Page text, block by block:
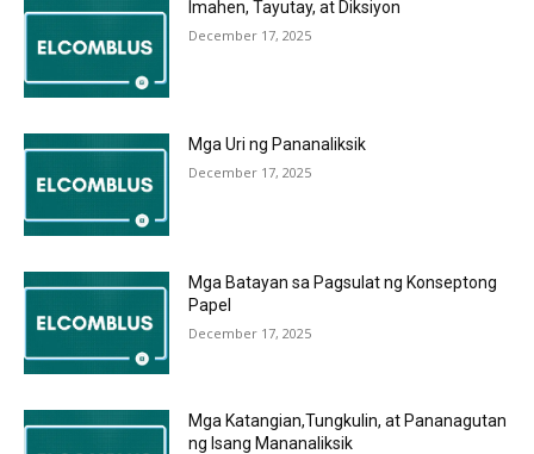
Imahen, Tayutay, at Diksiyon
December 17, 2025
Mga Uri ng Pananaliksik
December 17, 2025
Mga Batayan sa Pagsulat ng Konseptong
Papel
December 17, 2025
Mga Katangian,Tungkulin, at Pananagutan
ng Isang Mananaliksik